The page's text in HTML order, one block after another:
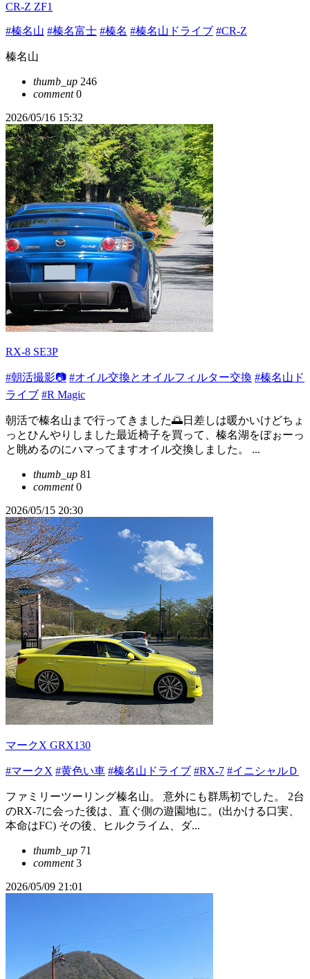
CR-Z ZF1
#榛名山 #榛名富士 #榛名 #榛名山ドライブ #CR-Z
榛名山
thumb_up 246
comment0
2026/05/16 15:32
RX-8 SE3P
#朝活撮影📷 #オイル交換とオイルフィルター交換 #榛名山ド
ライブ #R Magic
朝活で榛名山まで行ってきました🌅日差しは暖かいけどちょ
っとひんやりしました最近椅子を買って、榛名湖をぼぉーっ
と眺めるのにハマってますオイル交換しました。 ...
thumb_up 81
comment0
2026/05/15 20:30
マークX GRX130
#マークX #黄色い車 #榛名山ドライブ #RX-7 #イニシャルＤ
ファミリーツーリング榛名山。 意外にも群馬初でした。 2台
のRX-7に会った後は、直ぐ側の遊園地に。(出かける口実、
本命はFC) その後、ヒルクライム、ダ...
thumb_up 71
comment3
2026/05/09 21:01